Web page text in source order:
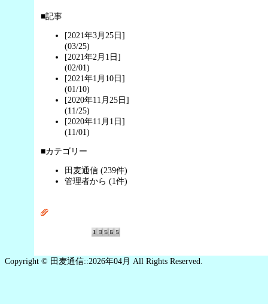
■記事
[2021年3月25日]
(03/25)
[2021年2月1日]
(02/01)
[2021年1月10日]
(01/10)
[2020年11月25日]
(11/25)
[2020年11月1日]
(11/01)
■カテゴリー
田麦通信 (239件)
管理者から (1件)
Copyright © 田麦通信::2026年04月 All Rights Reserved.